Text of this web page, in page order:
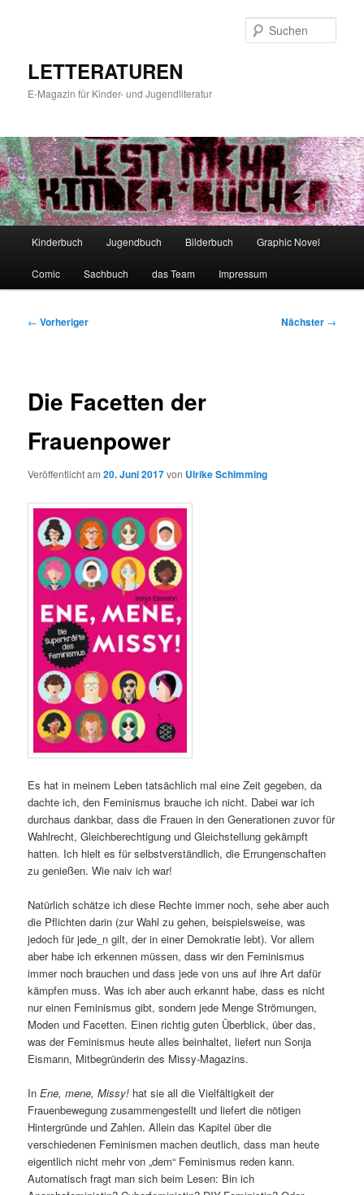
LETTERATUREN
E-Magazin für Kinder- und Jugendliteratur
Kinderbuch Jugendbuch Bilderbuch Graphic Novel
Comic Sachbuch das Team Impressum
Beitragsnavigation
← Vorheriger Nächster →
Die Facetten der
Frauenpower
Veröffentlicht am20. Juni 2017von Ulrike Schimming
Es hat in meinem Leben tatsächlich mal eine Zeit gegeben, da
dachte ich, den Feminismus brauche ich nicht. Dabei war ich
durchaus dankbar, dass die Frauen in den Generationen zuvor für
Wahlrecht, Gleichberechtigung und Gleichstellung gekämpft
hatten. Ich hielt es für selbstverständlich, die Errungenschaften
zu genießen. Wie naiv ich war!
Natürlich schätze ich diese Rechte immer noch, sehe aber auch
die Pflichten darin (zur Wahl zu gehen, beispielsweise, was
jedoch für jede_n gilt, der in einer Demokratie lebt). Vor allem
aber habe ich erkennen müssen, dass wir den Feminismus
immer noch brauchen und dass jede von uns auf ihre Art dafür
kämpfen muss. Was ich aber auch erkannt habe, dass es nicht
nur einen Feminismus gibt, sondern jede Menge Strömungen,
Moden und Facetten. Einen richtig guten Überblick, über das,
was der Feminismus heute alles beinhaltet, liefert nun Sonja
Eismann, Mitbegründerin des Missy-Magazins.
In Ene, mene, Missy! hat sie all die Vielfältigkeit der
Frauenbewegung zusammengestellt und liefert die nötigen
Hintergründe und Zahlen. Allein das Kapitel über die
verschiedenen Feminismen machen deutlich, dass man heute
eigentlich nicht mehr von „dem“ Feminismus reden kann.
Automatisch fragt man sich beim Lesen: Bin ich